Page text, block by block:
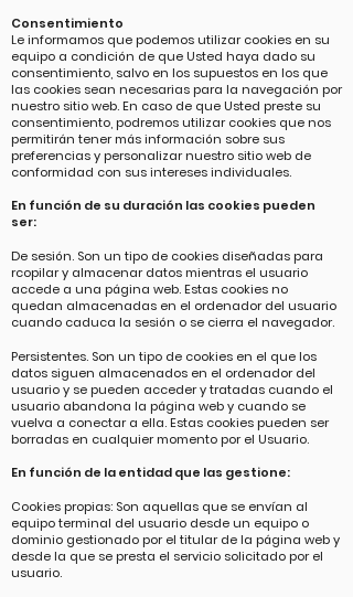
Consentimiento
Le informamos que podemos utilizar cookies en su
equipo a condición de que Usted haya dado su
consentimiento, salvo en los supuestos en los que
las cookies sean necesarias para la navegación por
nuestro sitio web. En caso de que Usted preste su
consentimiento, podremos utilizar cookies que nos
permitirán tener más información sobre sus
preferencias y personalizar nuestro sitio web de
conformidad con sus intereses individuales.
En función de su duración las cookies pueden
ser:
De sesión. Son un tipo de cookies diseñadas para
rcopilar y almacenar datos mientras el usuario
accede a una página web. Estas cookies no
quedan almacenadas en el ordenador del usuario
cuando caduca la sesión o se cierra el navegador.
Persistentes. Son un tipo de cookies en el que los
datos siguen almacenados en el ordenador del
usuario y se pueden acceder y tratadas cuando el
usuario abandona la página web y cuando se
vuelva a conectar a ella. Estas cookies pueden ser
borradas en cualquier momento por el Usuario.
En función de la entidad que las gestione:
Cookies propias: Son aquellas que se envían al
equipo terminal del usuario desde un equipo o
dominio gestionado por el titular de la página web y
desde la que se presta el servicio solicitado por el
usuario.